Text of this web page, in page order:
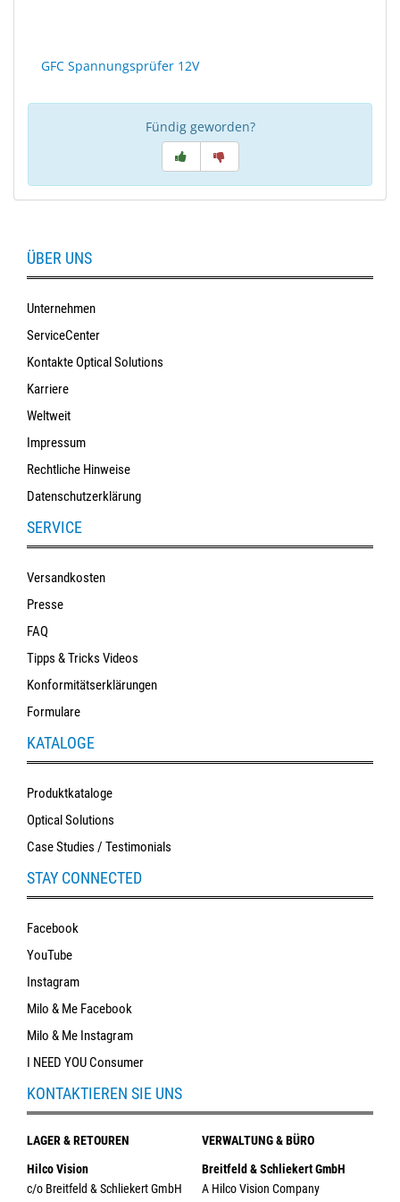
GFC Spannungsprüfer 12V
Fündig geworden?
ÜBER UNS
Unternehmen
ServiceCenter
Kontakte Optical Solutions
Karriere
Weltweit
Impressum
Rechtliche Hinweise
Datenschutzerklärung
SERVICE
Versandkosten
Presse
FAQ
Tipps & Tricks Videos
Konformitätserklärungen
Formulare
KATALOGE
Produktkataloge
Optical Solutions
Case Studies / Testimonials
STAY CONNECTED
Facebook
YouTube
Instagram
Milo & Me Facebook
Milo & Me Instagram
I NEED YOU Consumer
KONTAKTIEREN SIE UNS
LAGER & RETOUREN
Hilco Vision
c/o Breitfeld & Schliekert GmbH
VERWALTUNG & BÜRO
Breitfeld & Schliekert GmbH
A Hilco Vision Company